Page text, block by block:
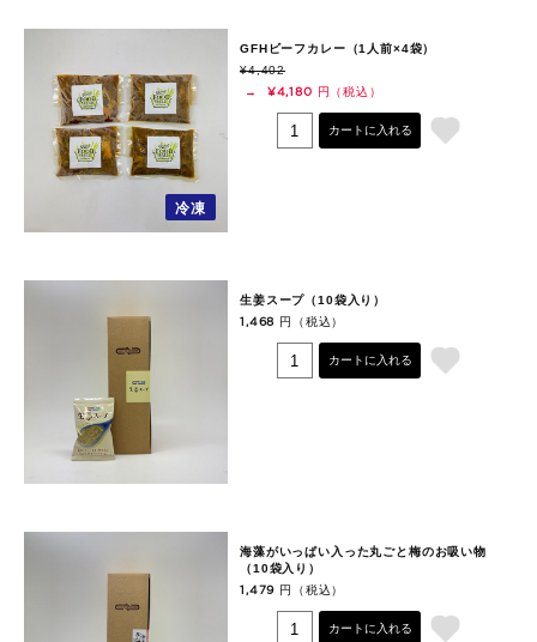
冷凍
GFHビーフカレー（1人前×4袋）
¥4,402
→
¥4,180 円（税込）
カートに入れる
生姜スープ（10袋入り）
1,468 円（税込）
カートに入れる
海藻がいっぱい入った丸ごと梅のお吸い物
（10袋入り）
1,479 円（税込）
カートに入れる